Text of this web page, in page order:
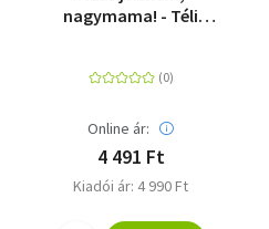
nagymama! - Téli
Online ár:
4 491 Ft
Kiadói ár: 4 990 Ft